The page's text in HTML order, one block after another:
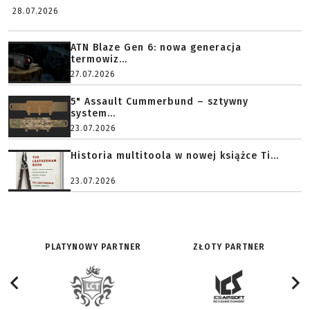
28.07.2026
ATN Blaze Gen 6: nowa generacja
termowiz...
27.07.2026
5" Assault Cummerbund – sztywny
system...
23.07.2026
Historia multitoola w nowej książce Ti...
23.07.2026
PLATYNOWY PARTNER ZŁOTY PARTNER